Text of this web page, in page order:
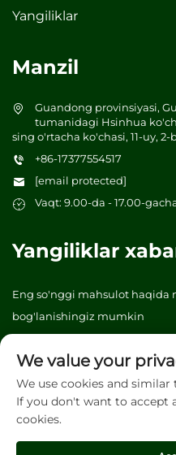
Yangiliklar
Manzil
Guandong provinsiyasi,
tumanidagi Hsinhua
sing o'rtacha ko'chasi, 11-uy,
+86-17377554517
[email protected]
Vaqt: 9.00-da - 17.00-
Yangiliklar
Eng so'nggi mahsulot
bog'lanishingiz mumkin
Printing Co., Ltd. Barcha
We value your
We use cookies and
If you don't want to accept
cookies.